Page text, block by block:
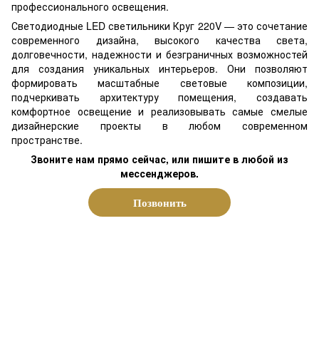
профессионального освещения.
Светодиодные LED светильники Круг 220V — это сочетание
современного дизайна, высокого качества света,
долговечности, надежности и безграничных возможностей
для создания уникальных интерьеров. Они позволяют
формировать масштабные световые композиции,
подчеркивать архитектуру помещения, создавать
комфортное освещение и реализовывать самые смелые
дизайнерские проекты в любом современном
пространстве.
Звоните нам прямо сейчас, или пишите в любой из
мессенджеров.
Позвонить